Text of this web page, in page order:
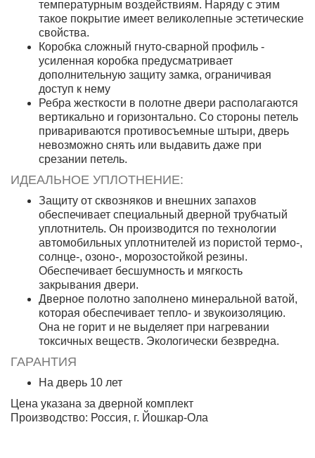
температурным воздействиям. Наряду с этим
такое покрытие имеет великолепные эстетические
свойства.
Коробка сложный гнуто-сварной профиль -
усиленная коробка предусматривает
дополнительную защиту замка, ограничивая
доступ к нему
Ребра жесткости в полотне двери располагаются
вертикально и горизонтально. Со стороны петель
привариваются противосъемные штыри, дверь
невозможно снять или выдавить даже при
срезании петель.
ИДЕАЛЬНОЕ УПЛОТНЕНИЕ:
Защиту от сквозняков и внешних запахов
обеспечивает специальный дверной трубчатый
уплотнитель. Он производится по технологии
автомобильных уплотнителей из пористой термо-,
солнце-, озоно-, морозостойкой резины.
Обеспечивает бесшумность и мягкость
закрывания двери.
Дверное полотно заполнено минеральной ватой,
которая обеспечивает тепло- и звукоизоляцию.
Она не горит и не выделяет при нагревании
токсичных веществ. Экологически безвредна.
ГАРАНТИЯ
На дверь 10 лет
Цена указана за дверной комплект
Производство: Россия, г. Йошкар-Ола